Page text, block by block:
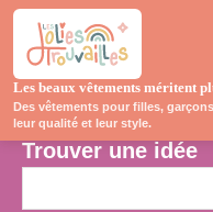
Trouver une idée
Les beaux vêtements méritent
Des vêtements pour filles,
leur qualité et leur style.